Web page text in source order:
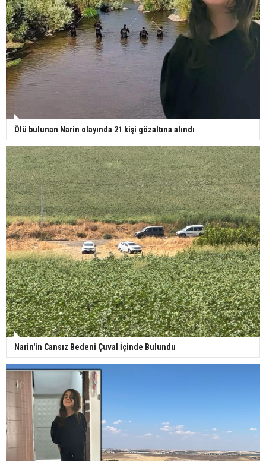
Ölü bulunan Narin olayında 21 kişi gözaltına alındı
Narin'in Cansız Bedeni Çuval İçinde Bulundu